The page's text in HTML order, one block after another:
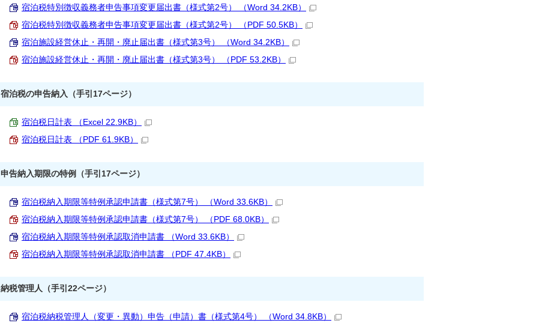
宿泊税特別徴収義務者申告事項変更届出書（様式第2号） （Word 34.2KB）
宿泊税特別徴収義務者申告事項変更届出書（様式第2号） （PDF 50.5KB）
宿泊施設経営休止・再開・廃止届出書（様式第3号） （Word 34.2KB）
宿泊施設経営休止・再開・廃止届出書（様式第3号） （PDF 53.2KB）
宿泊税の申告納入（手引17ページ）
宿泊税日計表 （Excel 22.9KB）
宿泊税日計表 （PDF 61.9KB）
申告納入期限の特例（手引17ページ）
宿泊税納入期限等特例承認申請書（様式第7号） （Word 33.6KB）
宿泊税納入期限等特例承認申請書（様式第7号） （PDF 68.0KB）
宿泊税納入期限等特例承認取消申請書 （Word 33.6KB）
宿泊税納入期限等特例承認取消申請書 （PDF 47.4KB）
納税管理人（手引22ページ）
宿泊税納税管理人（変更・異動）申告（申請）書（様式第4号） （Word 34.8KB）